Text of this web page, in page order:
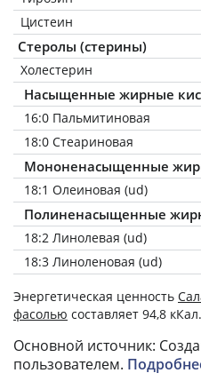
Цистеин
Стеролы (стерины)
Холестерин
Насыщенные жирные
16:0 Пальмитиновая
18:0 Стеариновая
Мононенасыщенные
18:1 Олеиновая (ud)
Полиненасыщенные
18:2 Линолевая (ud)
18:3 Линоленовая (ud)
Энергетическая ценность
фасолью составляет 94,8 кКал.
Основной источник:
пользователем.